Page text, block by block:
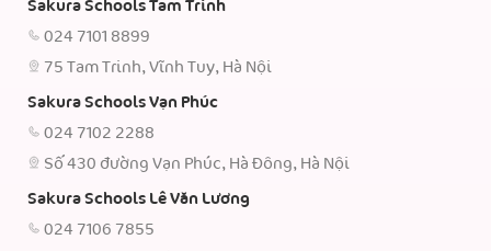
Sakura Schools Tam Trinh
024 7101 8899
75 Tam Trinh, Vĩnh Tuy, Hà Nội
Sakura Schools Vạn Phúc
024 7102 2288
Số 430 đường Vạn Phúc, Hà Đông, Hà Nội
Sakura Schools Lê Văn Lương
024 7106 7855